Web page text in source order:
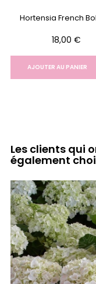
Hortensia French
Prix
18,00 €
AJOUTER AU PANIER
Les clients qui
également